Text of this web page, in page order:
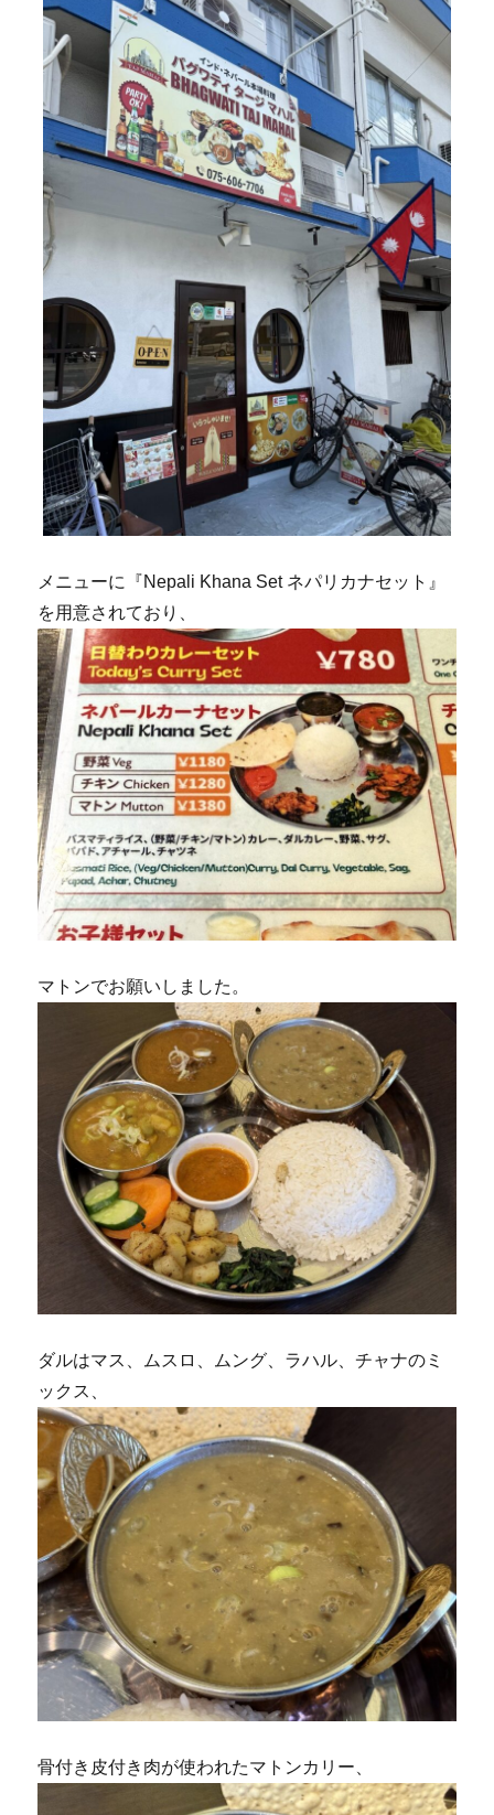
メニューに『Nepali Khana Set ネパリカナセット』
を用意されており、
マトンでお願いしました。
ダルはマス、ムスロ、ムング、ラハル、チャナのミ
ックス、
骨付き皮付き肉が使われたマトンカリー、